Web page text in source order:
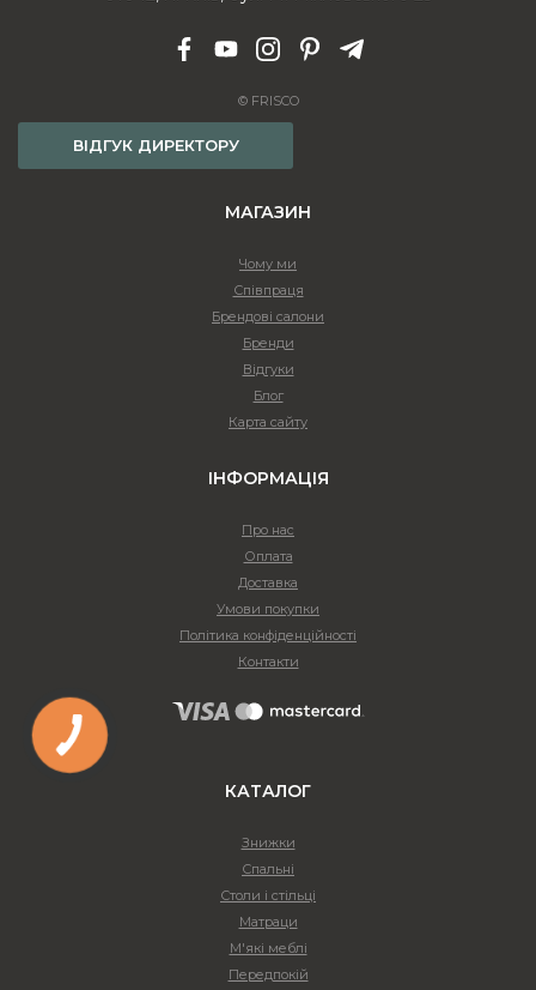
© FRISCO
ВІДГУК ДИРЕКТОРУ
МАГАЗИН
Чому ми
Співпраця
Брендові салони
Бренди
Відгуки
Блог
Карта сайту
ІНФОРМАЦІЯ
Про нас
Оплата
Доставка
Умови покупки
Політика конфіденційності
Контакти
КАТАЛОГ
Знижки
Спальні
Столи і стільці
Матраци
М'які меблі
Передпокій